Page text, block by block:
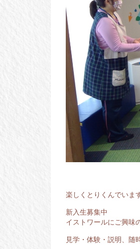
楽しくとりくんでいま
新入生募集中
イストワールにご興味
見学・体験・説明、随